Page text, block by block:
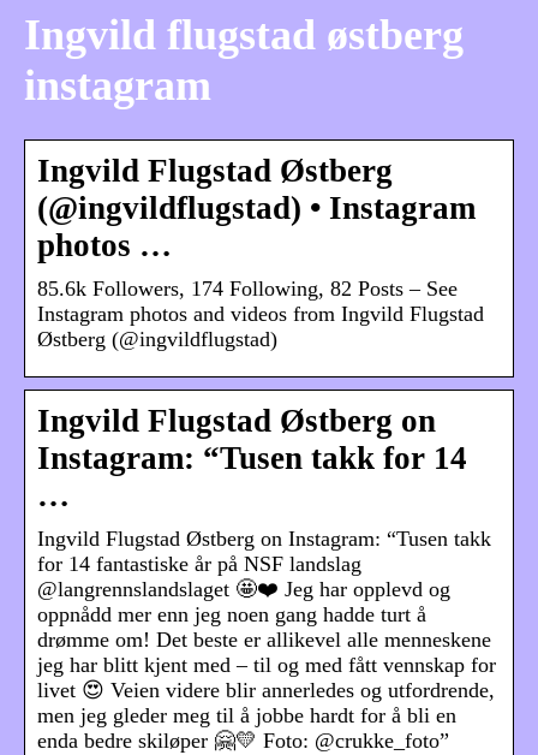
Ingvild flugstad østberg
instagram
Ingvild Flugstad Østberg
(@ingvildflugstad) • Instagram
photos …
85.6k Followers, 174 Following, 82 Posts – See
Instagram photos and videos from Ingvild Flugstad
Østberg (@ingvildflugstad)
Ingvild Flugstad Østberg on
Instagram: “Tusen takk for 14
…
Ingvild Flugstad Østberg on Instagram: “Tusen takk
for 14 fantastiske år på NSF landslag
@langrennslandslaget 🤩❤️ Jeg har opplevd og
oppnådd mer enn jeg noen gang hadde turt å
drømme om! Det beste er allikevel alle menneskene
jeg har blitt kjent med – til og med fått vennskap for
livet 😍 Veien videre blir annerledes og utfordrende,
men jeg gleder meg til å jobbe hardt for å bli en
enda bedre skiløper 🤗💛 Foto: @crukke_foto”